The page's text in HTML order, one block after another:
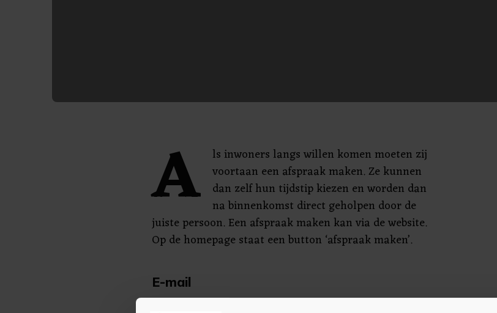
A
ls inwoners langs willen komen moeten zij
voortaan een afspraak maken. Ze kunnen
dan zelf hun tijdstip kiezen en worden dan
na binnenkomst direct geholpen door de
juiste persoon. Een afspraak maken kan via de website.
Op de homepage staat een button ‘afspraak maken’.
E-mail